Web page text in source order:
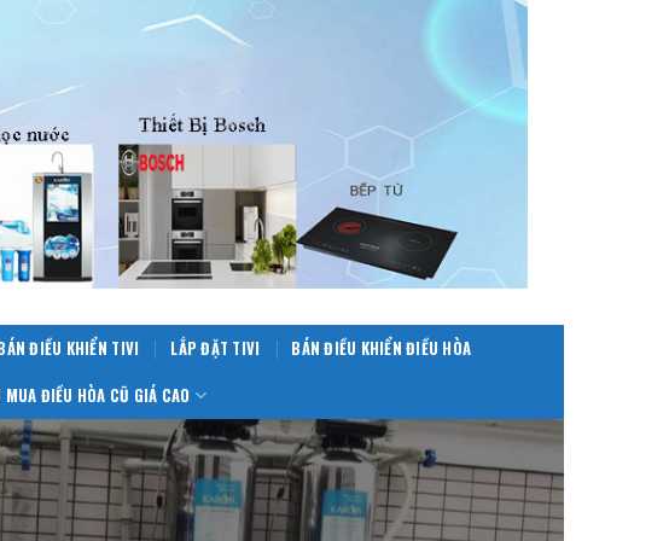
ĐIỀU KHIỂN TIVI LẮP ĐẶT TIVI BÁN ĐIỀU KHIỂN ĐIỀU HÒA
MUA ĐIỀU HÒA CŨ GIÁ CAO